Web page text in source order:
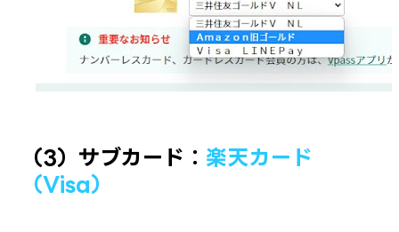
（3）サブカード： 楽天カード
（Visa）